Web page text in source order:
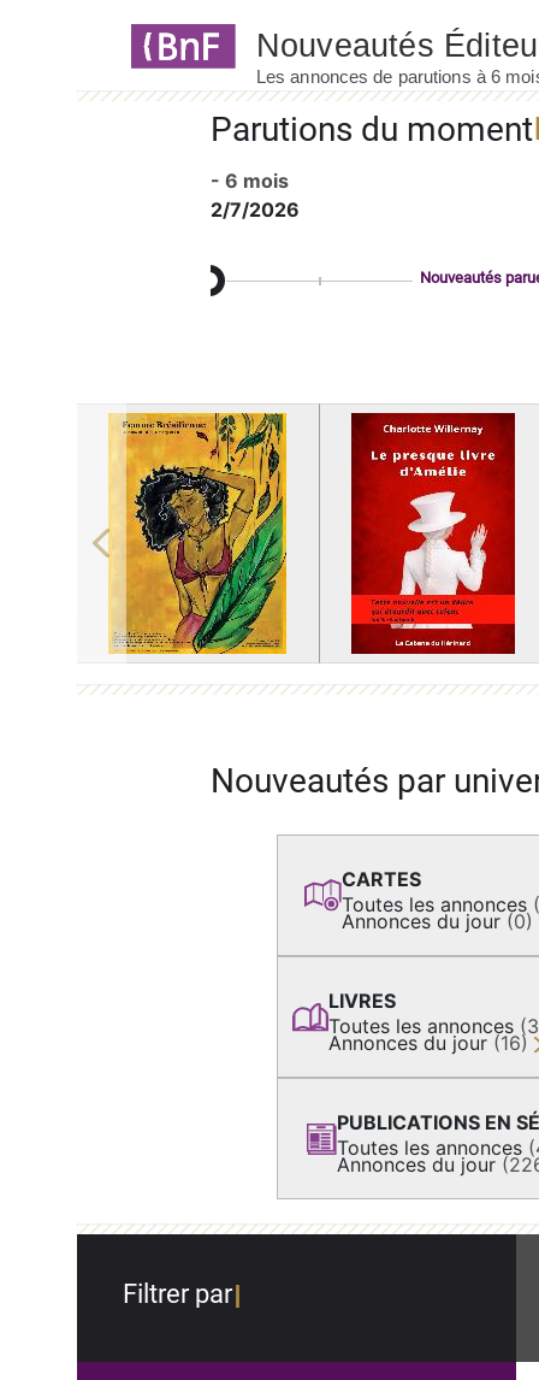
Parutions du moment
- 6 mois
2/7/2026
Nouveautés
Previous
Nouveautés par
CARTES
Toutes les annonces
Annonces du jour (0)
LIVRES
Toutes les annonces
Annonces du jour (16)
PUBLICATIONS EN
Toutes les annonces
Annonces du jour
Filtrer par